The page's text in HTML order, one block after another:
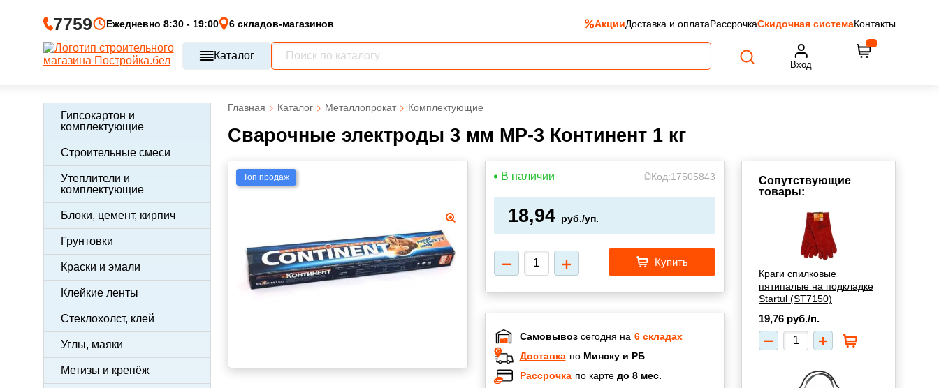
7759 Ежедневно 8:30 - 19:00 6 складов-магазинов АкцииДоставка и оплатаРассрочкаСкидочная системаКонтакты
Каталог
Вход
Гипсокартон и
комплектующие
Строительные смеси
Утеплители и
комплектующие
Блоки, цемент, кирпич
Грунтовки
Краски и эмали
Клейкие ленты
Стеклохолст, клей
Углы, маяки
Метизы и крепёж
Главная Каталог Металлопрокат Комплектующие
Сварочные электроды 3 мм МР-3 Континент 1 кг
Топ продаж В наличии Код:17505843
18,94 руб./уп.
Купить
Самовывозсегодня на 6 складах
Доставка по Минску и РБ
Рассрочка по карте до 8 мес.
Сопутствующие
товары:
Краги спилковые
пятипалые на подкладке
Startul (ST7150)
19,76 руб./п.